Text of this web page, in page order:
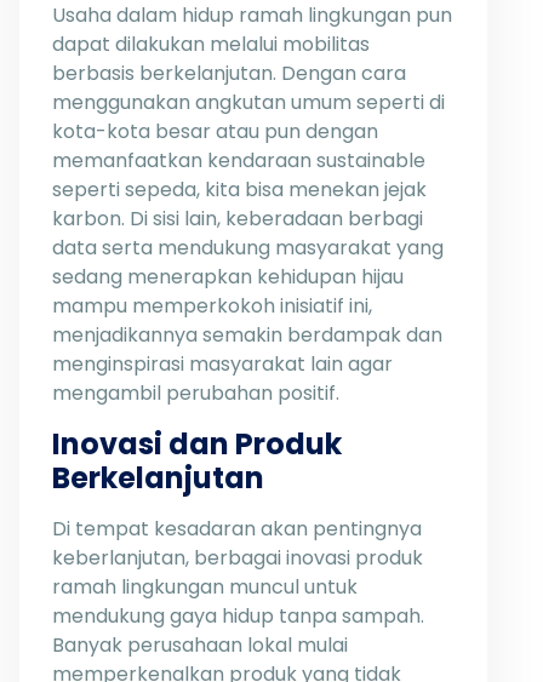
Usaha dalam hidup ramah lingkungan pun
dapat dilakukan melalui mobilitas
berbasis berkelanjutan. Dengan cara
menggunakan angkutan umum seperti di
kota-kota besar atau pun dengan
memanfaatkan kendaraan sustainable
seperti sepeda, kita bisa menekan jejak
karbon. Di sisi lain, keberadaan berbagi
data serta mendukung masyarakat yang
sedang menerapkan kehidupan hijau
mampu memperkokoh inisiatif ini,
menjadikannya semakin berdampak dan
menginspirasi masyarakat lain agar
mengambil perubahan positif.
Inovasi dan Produk
Berkelanjutan
Di tempat kesadaran akan pentingnya
keberlanjutan, berbagai inovasi produk
ramah lingkungan muncul untuk
mendukung gaya hidup tanpa sampah.
Banyak perusahaan lokal mulai
memperkenalkan produk yang tidak